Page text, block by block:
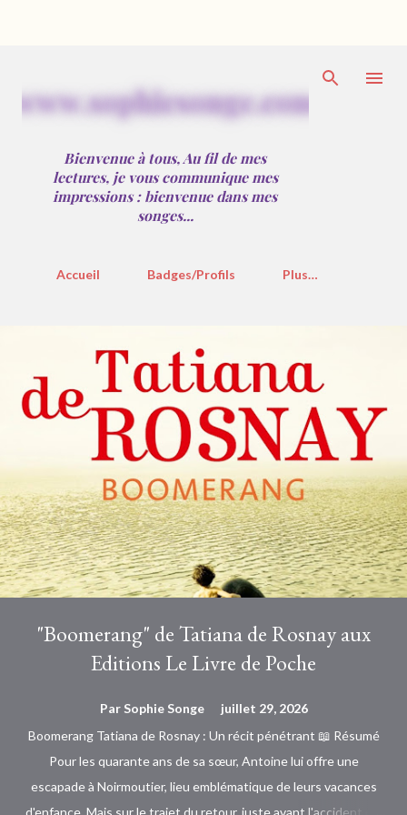
www.sophiesonge.com
Bienvenue à tous, Au fil de mes
lectures, je vous communique mes
impressions : bienvenue dans mes
songes...
Accueil Badges/Profils Plus…
"Boomerang" de Tatiana de Rosnay aux
Editions Le Livre de Poche
Par Sophie Songe
juillet 29, 2026
Boomerang Tatiana de Rosnay : Un récit pénétrant 📖 Résumé
Pour les quarante ans de sa sœur, Antoine lui offre une
escapade à Noirmoutier, lieu emblématique de leurs vacances
d'enfance. Mais sur le trajet du retour, juste avant l'accident qui